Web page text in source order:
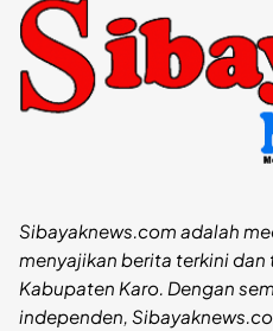
Sibayaknews.com adalah
menyajikan berita terkini
Kabupaten Karo. Dengan
independen,